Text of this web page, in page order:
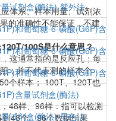
体系、样本用量、试剂浓
的准确性不能保证，不建
100S是什么意思？
这通常指的是反应孔；每
；并不代表测的样本个
个样本； 100T、120T也
48样、96样：指可以检测
48个、96个数据结果
试剂盒(酶法)-紫外法
和葡萄糖-6-磷酸(G6P)含
和葡萄糖-6-磷酸(G6P)含
和葡萄糖-6-磷酸(G6P)含
含量试剂盒(酶法)
试剂盒(酶法)-显色法